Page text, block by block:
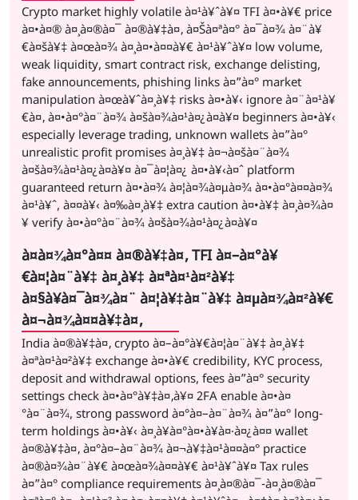
Crypto market highly volatile à¤¹à¥ˆà¥¤ TFI à¤•à¥€ price
à¤•à¤® à¤¸à¤®à¤¯ à¤®à¥‡à¤‚ à¤Šà¤ªà¤° à¤¯à¤¾ à¤¨à¥
€à¤šà¥‡ à¤œà¤¾ à¤¸à¤•à¤¤à¥€ à¤¹à¥ˆà¥¤ low volume,
weak liquidity, smart contract risk, exchange delisting,
fake announcements, phishing links à¤”à¤° market
manipulation à¤œà¥ˆà¤¸à¥‡ risks à¤•à¥‹ ignore à¤¨à¤¹à¥
€à¤‚ à¤•à¤°à¤¨à¤¾ à¤šà¤¾à¤¹à¤¿à¤à¥¤ beginners à¤•à¥‹
especially leverage trading, unknown wallets à¤”à¤°
unrealistic profit promises à¤¸à¥‡ à¤¬à¤šà¤¨à¤¾
à¤šà¤¾à¤¹à¤¿à¤à¥¤ à¤¯à¤¦à¤¿ à¤•à¥‹à¤ˆ platform
guaranteed return à¤•à¤¾ à¤¦à¤¾à¤µà¤¾ à¤•à¤°à¤¤à¤¾
à¤¹à¥ˆ, à¤¤à¥‹ à¤‰à¤¸à¥‡ extra caution à¤•à¥‡ à¤¸à¤¾à¤
¥ verify à¤•à¤°à¤¨à¤¾ à¤šà¤¾à¤¹à¤¿à¤à¥¤
à¤­à¤¾à¤°à¤¤ à¤®à¥‡à¤‚ TFI à¤–à¤°à¥
€à¤¦à¤¨à¥‡ à¤¸à¥‡ à¤ªà¤¹à¤²à¥‡
à¤§à¥à¤¯à¤¾à¤¨ à¤¦à¥‡à¤¨à¥‡ à¤µà¤¾à¤²à¥€
à¤¬à¤¾à¤¤à¥‡à¤‚
India à¤®à¥‡à¤‚ crypto à¤–à¤°à¥€à¤¦à¤¨à¥‡ à¤¸à¥‡
à¤ªà¤¹à¤²à¥‡ exchange à¤•à¥€ credibility, KYC process,
deposit and withdrawal options, fees à¤”à¤° security
settings check à¤•à¤°à¥‡à¤‚à¥¤ 2FA enable à¤•à¤
°à¤¨à¤¾, strong password à¤°à¤–à¤¨à¤¾ à¤”à¤° long-
term holdings à¤•à¥‹ à¤¸à¥à¤°à¤•à¥à¤·à¤¿à¤¤ wallet
à¤®à¥‡à¤‚ à¤°à¤–à¤¨à¤¾ à¤¬à¥‡à¤¹à¤¤à¤° practice
à¤®à¤¾à¤¨à¥€ à¤œà¤¾à¤¤à¥€ à¤¹à¥ˆà¥¤ Tax rules
à¤”à¤° compliance requirements à¤¸à¤®à¤¯-à¤¸à¤®à¤¯